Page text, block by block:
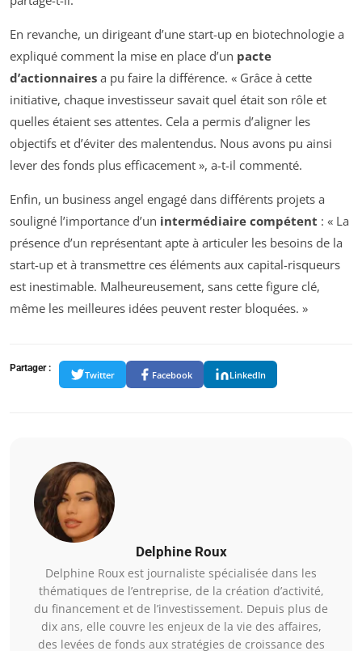
En revanche, un dirigeant d’une start-up en biotechnologie a
expliqué comment la mise en place d’un pacte
d’actionnaires a pu faire la différence. « Grâce à cette
initiative, chaque investisseur savait quel était son rôle et
quelles étaient ses attentes. Cela a permis d’aligner les
objectifs et d’éviter des malentendus. Nous avons pu ainsi
lever des fonds plus efficacement », a-t-il commenté.
Enfin, un business angel engagé dans différents projets a
souligné l’importance d’un intermédiaire compétent : « La
présence d’un représentant apte à articuler les besoins de la
start-up et à transmettre ces éléments aux capital-risqueurs
est inestimable. Malheureusement, sans cette figure clé,
même les meilleures idées peuvent rester bloquées. »
Partager :
Twitter Facebook LinkedIn
Delphine Roux
Delphine Roux est journaliste spécialisée dans les
thématiques de l’entreprise, de la création d’activité,
du financement et de l’investissement. Depuis plus de
dix ans, elle couvre les enjeux de la vie des affaires,
des levées de fonds aux stratégies de croissance des